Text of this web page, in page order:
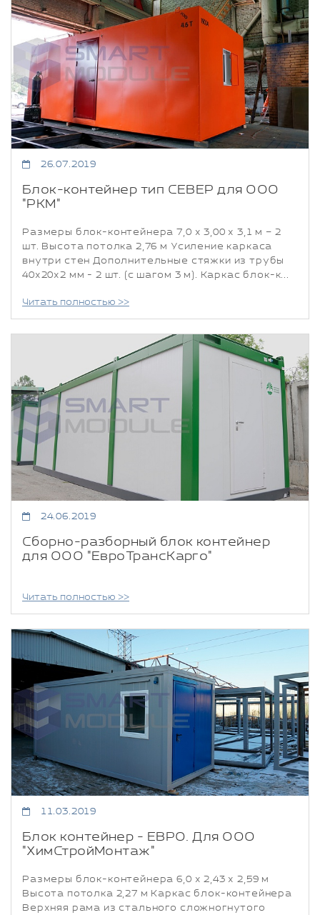
26.07.2019
Блок-контейнер тип СЕВЕР для ООО
"РКМ"
Размеры блок-контейнера 7,0 х 3,00 х 3,1 м – 2
шт. Высота потолка 2,76 м Усиление каркаса
внутри стен Дополнительные стяжки из трубы
40х20х2 мм - 2 шт. (с шагом 3 м). Каркас блок-к...
Читать полностью >>
24.06.2019
Сборно-разборный блок контейнер
для ООО "ЕвроТрансКарго"
Читать полностью >>
11.03.2019
Блок контейнер - ЕВРО. Для ООО
"ХимСтройМонтаж"
Размеры блок-контейнера 6,0 х 2,43 х 2,59 м
Высота потолка 2,27 м Каркас блок-контейнера
Верхняя рама из стального сложногнутого